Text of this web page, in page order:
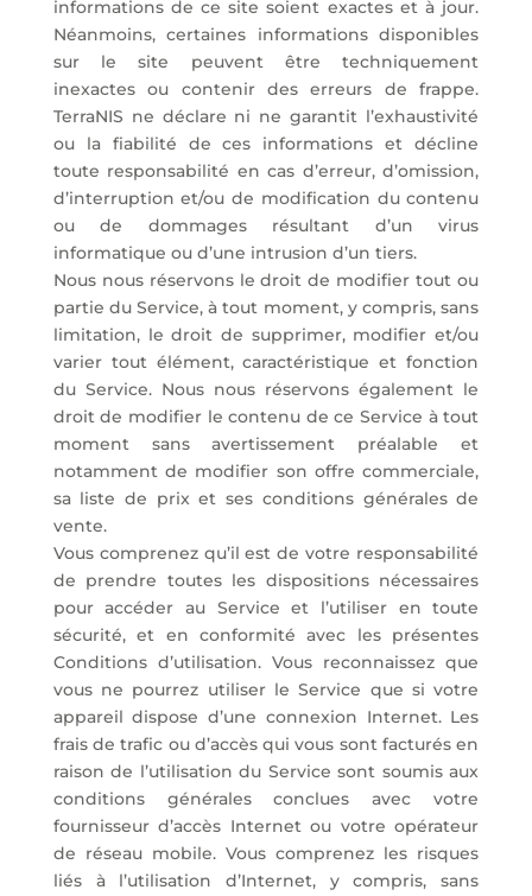
informations de ce site soient exactes et à jour.
Néanmoins, certaines informations disponibles
sur le site peuvent être techniquement
inexactes ou contenir des erreurs de frappe.
TerraNIS ne déclare ni ne garantit l’exhaustivité
ou la fiabilité de ces informations et décline
toute responsabilité en cas d’erreur, d’omission,
d’interruption et/ou de modification du contenu
ou de dommages résultant d’un virus
informatique ou d’une intrusion d’un tiers.
Nous nous réservons le droit de modifier tout ou
partie du Service, à tout moment, y compris, sans
limitation, le droit de supprimer, modifier et/ou
varier tout élément, caractéristique et fonction
du Service. Nous nous réservons également le
droit de modifier le contenu de ce Service à tout
moment sans avertissement préalable et
notamment de modifier son offre commerciale,
sa liste de prix et ses conditions générales de
vente.
Vous comprenez qu’il est de votre responsabilité
de prendre toutes les dispositions nécessaires
pour accéder au Service et l’utiliser en toute
sécurité, et en conformité avec les présentes
Conditions d’utilisation. Vous reconnaissez que
vous ne pourrez utiliser le Service que si votre
appareil dispose d’une connexion Internet. Les
frais de trafic ou d’accès qui vous sont facturés en
raison de l’utilisation du Service sont soumis aux
conditions générales conclues avec votre
fournisseur d’accès Internet ou votre opérateur
de réseau mobile. Vous comprenez les risques
liés à l’utilisation d’Internet, y compris, sans